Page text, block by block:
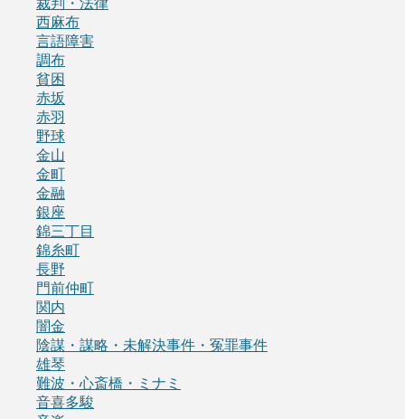
裁判・法律
西麻布
言語障害
調布
貧困
赤坂
赤羽
野球
金山
金町
金融
銀座
錦三丁目
錦糸町
長野
門前仲町
関内
闇金
陰謀・謀略・未解決事件・冤罪事件
雄琴
難波・心斎橋・ミナミ
音喜多駿